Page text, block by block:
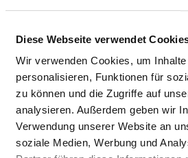
Diese Webseite verwendet
Wir verwenden Cookies, um
personalisieren, Funktionen für
zu können und die Zugriffe auf
analysieren. Außerdem geben wir
Verwendung unserer Website an
soziale Medien, Werbung und
Hochried 1
82418 Murnau
Tel.:
0821-2412-0
Mail: ed.munifesoj@ofni
Anfahrt